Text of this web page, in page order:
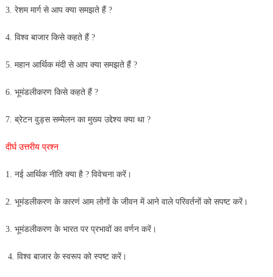
3. रेशम मार्ग से आप क्या समझते हैं ?
4. विश्व बाजार किसे कहते हैं ?
5. महान आर्थिक मंदी से आप क्या समझते हैं ?
6. भूमंडलीकरण किसे कहते हैं ?
7. ब्रेटन वुड्स सम्मेलन का मुख्य उद्देश्य क्या था ?
दीर्घ उत्तरीय प्रश्न
1. नई आर्थिक नीति क्या है ? विवेचना करें।
2. भूमंडलीकरण के कारणं आम लोगों के जीवन में आने वाले परिवर्तनों को सपष्ट करें।
3. भूमंडलीकरण के भारत पर प्रभावों का वर्णन करें।
4. विश्व बाजार के स्वरूप को स्पष्ट करें।